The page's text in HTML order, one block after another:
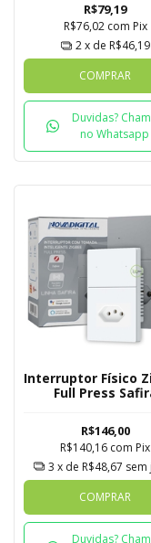
R$79,19
R$76,02 com Pix
2x de R$46,19
COMPRAR
Duvidas?
no Whatsapp
Interruptor Físico
Full Press
com Tomada
R$146,00
R$140,16 com Pix
3 x de R$48,67 sem
COMPRAR
Duvidas?